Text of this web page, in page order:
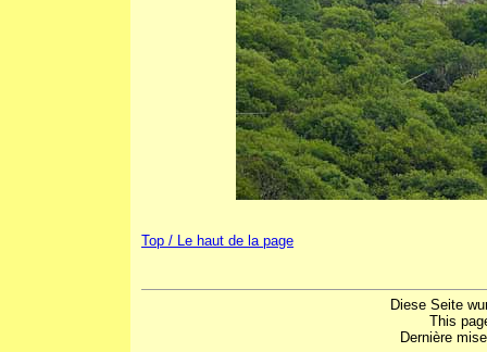
Top / Le haut de la page
Diese Seite
This
Dernière